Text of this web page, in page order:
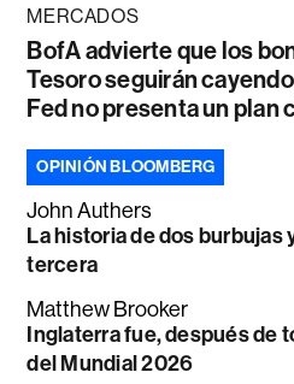
MERCADOS
BofA advierte que los
Tesoro seguirán
Fed no presenta un plan
OPINIÓN BLOOMBERG
John Authers
La historia de dos burbujas
tercera
Matthew Brooker
Inglaterra fue, después de
del Mundial 2026